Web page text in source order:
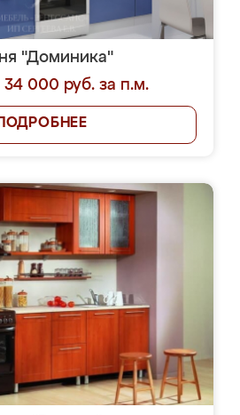
"Доминика"
34 000 руб. за п.м.
ПОДРОБНЕЕ